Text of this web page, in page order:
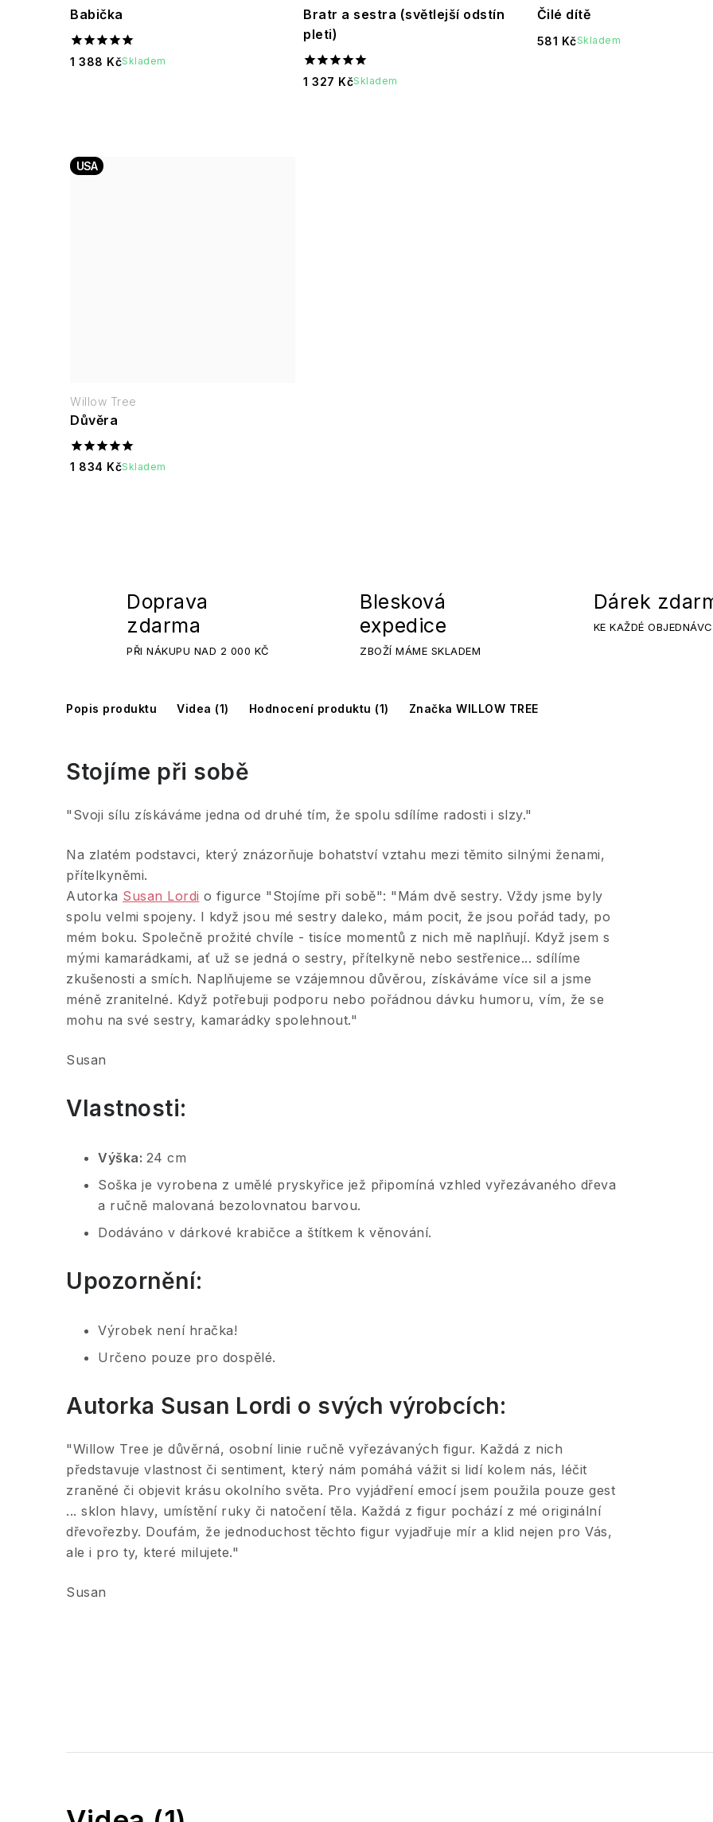
Babička
1 388 KčSkladem
Bratr a sestra (světlejší odstín
pleti)
1 327 KčSkladem
Čilé dítě
581 KčSkladem
USA
Důvěra
1 834 KčSkladem
Willow Tree
Doprava
zdarma
PŘI NÁKUPU NAD 2 000 KČ
Blesková
expedice
ZBOŽÍ MÁME SKLADEM
Dárek
KE KAŽDÉ
Popis produktu Videa (1) Hodnocení produktu (1) Značka WILLOW TREE
Stojíme při sobě
"Svoji sílu získáváme jedna od druhé tím, že spolu sdílíme radosti i slzy."
Na zlatém podstavci, který znázorňuje bohatství vztahu mezi těmito silnými ženami,
přítelkyněmi.
Autorka Susan Lordi o figurce "Stojíme při sobě": " Mám dvě sestry. Vždy jsme byly
spolu velmi spojeny. I když jsou mé sestry daleko, mám pocit, že jsou pořád tady, po
mém boku. Společně prožité chvíle - tisíce momentů z nich mě naplňují. Když jsem s
mými kamarádkami, ať už se jedná o sestry, přítelkyně nebo sestřenice... sdílíme
zkušenosti a smích. Naplňujeme se vzájemnou důvěrou, získáváme více sil a jsme
méně zranitelné. Když potřebuji podporu nebo pořádnou dávku humoru, vím, že se
mohu na své sestry, kamarádky spolehnout."
Susan
Vlastnosti:
Výška: 24 cm
Soška je vyrobena z umělé pryskyřice jež připomíná vzhled vyřezávaného dřeva
a ručně malovaná bezolovnatou barvou.
Dodáváno v dárkové krabičce a štítkem k věnování.
Upozornění:
Výrobek není hračka!
Určeno pouze pro dospělé.
Autorka Susan Lordi o svých výrobcích:
"Willow Tree je důvěrná, osobní linie ručně vyřezávaných figur. Každá z nich
představuje vlastnost či sentiment, který nám pomáhá vážit si lidí kolem nás, léčit
zraněné či objevit krásu okolního světa. Pro vyjádření emocí jsem použila pouze gest
... sklon hlavy, umístění ruky či natočení těla. Každá z figur pochází z mé originální
dřevořezby. Doufám, že jednoduchost těchto figur vyjadřuje mír a klid nejen pro Vás,
ale i pro ty, které milujete."
Susan